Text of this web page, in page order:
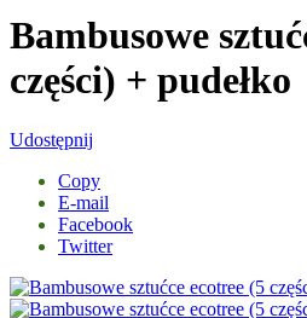
Bambusowe
części) + pudełko
Udostępnij
Copy
E-mail
Facebook
Twitter